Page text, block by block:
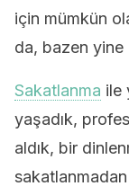
için mümkün
da, bazen yine
Sakatlanma ile
yaşadık,
aldık, bir